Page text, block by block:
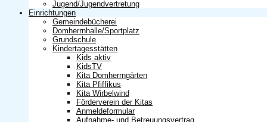
Jugend/Jugendvertretung
Einrichtungen
Gemeindebücherei
Domherrnhalle/Sportplatz
Grundschule
Kindertagesstätten
Kids aktiv
KidsTV
Kita Domherrngärten
Kita Pfiffikus
Kita Wirbelwind
Förderverein der Kitas
Anmeldeformular
Aufnahme- und Betreuungsvertrag